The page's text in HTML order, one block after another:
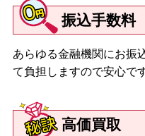
振込手数料
あらゆる金融機関にお振
て負担しますので安心で
高価買取